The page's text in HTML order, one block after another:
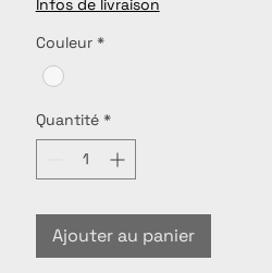
Infos de livraison
Couleur *
Quantité *
Ajouter au panier